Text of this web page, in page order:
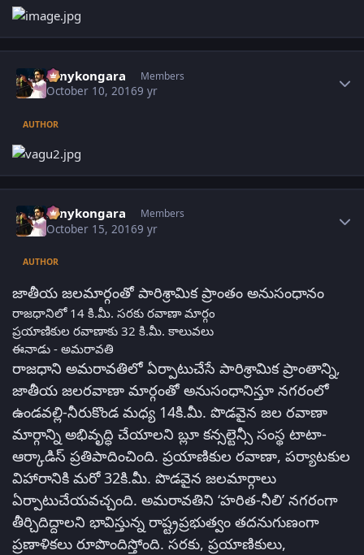
sonykongara Members
October 10, 20169 yr
AUTHOR
sonykongara Members
October 15, 20169 yr
AUTHOR
జాతీయ జలమార్గంతో పారిశ్రామిక ప్రాంతం అనుసంధానం
రాజధానిలో 14 కి.మీ. సరకు రవాణా మార్గం
ప్రయాణికుల రవాణాకు 32 కి.మీ. కాలువలు
ఈనాడు - అమరావతి
రాజధాని అమరావతిలో ఏర్పాటుచేసే పారిశ్రామిక ప్రాంతాన్ని,
జాతీయ జలరవాణా మార్గంతో అనుసంధానిస్తూ నగరంలో
ఉండవల్లి-నీరుకొండ మధ్య 14కి.మీ. పొడవైన జల రవాణా
మార్గాన్ని అభివృద్ధి చేయాలని బ్లూ కన్సల్టెన్సీ సంస్థ టాటా-
ఆర్కాడిస్‌ ప్రతిపాదించింది. ప్రయాణికుల రవాణా, పర్యాటకుల
విహారానికి మరో 32కి.మీ. పొడవైన జలమార్గాలు
ఏర్పాటుచేయవచ్చంది. అమరావతిని ‘హరిత-నీలి’ నగరంగా
తీర్చిదిద్దాలని భావిస్తున్న రాష్ట్రప్రభుత్వం తదనుగుణంగా
ప్రణాళికలు రూపొందిస్తోంది. సరకు, ప్రయాణికులు,